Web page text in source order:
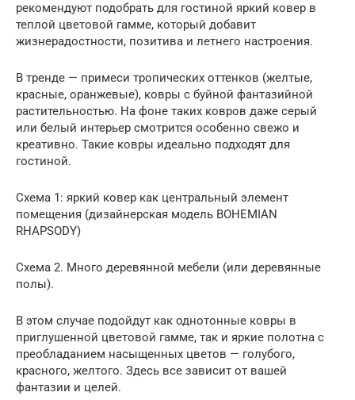
рекомендуют подобрать для гостиной яркий ковер в
теплой цветовой гамме, который добавит
жизнерадостности, позитива и летнего настроения.
В тренде — примеси тропических оттенков (желтые,
красные, оранжевые), ковры с буйной фантазийной
растительностью. На фоне таких ковров даже серый
или белый интерьер смотрится особенно свежо и
креативно. Такие ковры идеально подходят для
гостиной.
Схема 1: яркий ковер как центральный элемент
помещения (дизайнерская модель BOHEMIAN
RHAPSODY)
Схема 2. Много деревянной мебели (или деревянные
полы).
В этом случае подойдут как однотонные ковры в
приглушенной цветовой гамме, так и яркие полотна с
преобладанием насыщенных цветов — голубого,
красного, желтого. Здесь все зависит от вашей
фантазии и целей.